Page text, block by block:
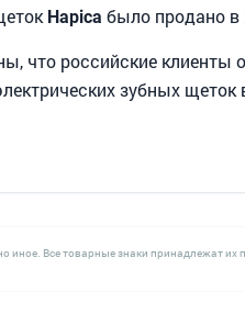
Hapica было продано в
что российские клиенты
зубных щеток
иное. Все товарные знаки принадлежат